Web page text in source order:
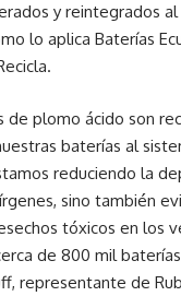
y reintegrados
lo aplica Baterías
de plomo ácido son
baterías al
reduciendo la
sino también
tóxicos en los
de 800 mil baterías
representante de